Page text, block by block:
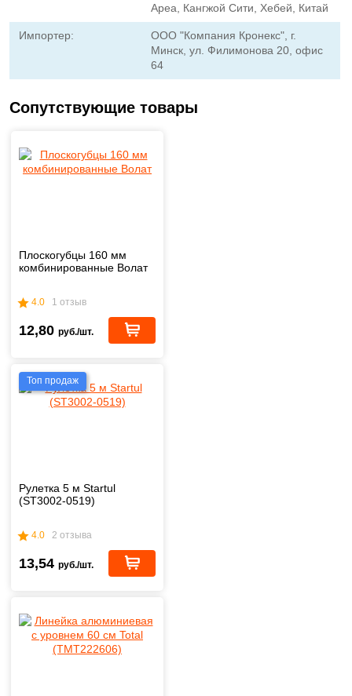
Ареа, Кангжой Сити, Хебей, Китай
Импортер:
ООО "Компания Кронекс", г.
Минск, ул. Филимонова 20, офис
64
Сопутствующие товары
Плоскогубцы 160 мм
комбинированные Волат
4.0 1 отзыв
12,80 руб./шт.
Топ продаж
Рулетка 5 м Startul
(ST3002-0519)
4.0 2 отзыва
13,54 руб./шт.